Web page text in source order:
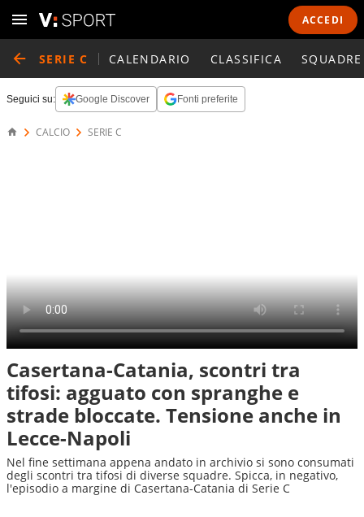
ACCEDI
SERIE C CALENDARIO CLASSIFICA SQUADRE
Seguici su: Google Discover Fonti preferite
CALCIO SERIE C
Casertana-Catania, scontri tra
tifosi: agguato con spranghe e
strade bloccate. Tensione anche in
Lecce-Napoli
Nel fine settimana appena andato in archivio si sono consumati
degli scontri tra tifosi di diverse squadre. Spicca, in negativo,
l'episodio a margine di Casertana-Catania di Serie C